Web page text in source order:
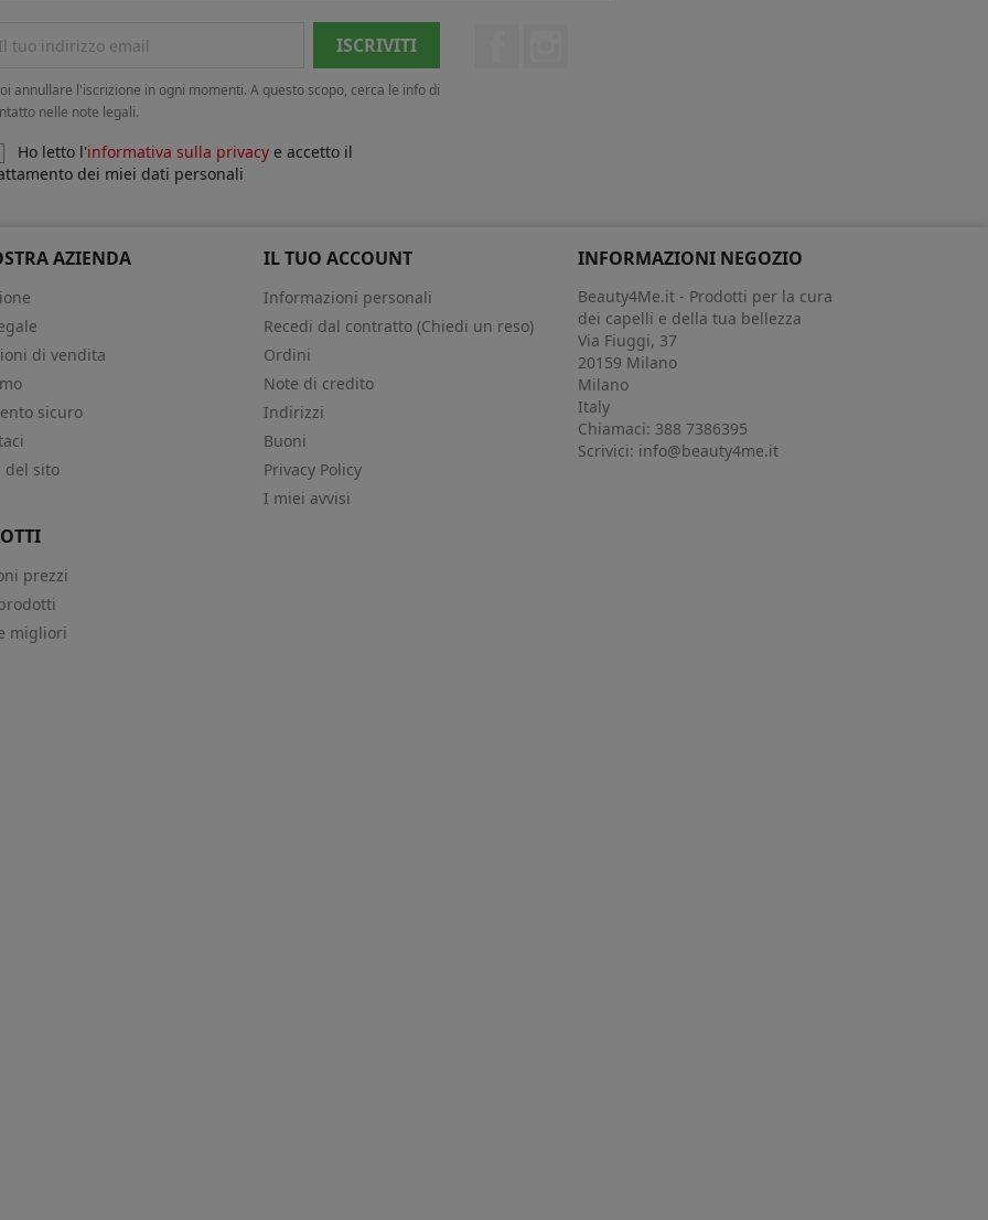
annullare l'iscrizione in ogni momenti. A questo scopo, cerca le info di
nelle note legali.
Ho letto l'informativa sulla privacye accetto il
dei miei dati personali
AZIENDA
di vendita
sicuro
del sito
prezzi
migliori
IL TUO ACCOUNT
Informazioni personali
Recedi dal contratto (Chiedi un reso)
Ordini
Note di credito
Indirizzi
Buoni
Privacy Policy
I miei avvisi
INFORMAZIONI NEGOZIO
Beauty4Me.it - Prodotti per la cura
dei capelli e della tua bellezza
Via Fiuggi, 37
20159 Milano
Milano
Italy
Chiamaci: 388 7386395
Scrivici: info@beauty4me.it